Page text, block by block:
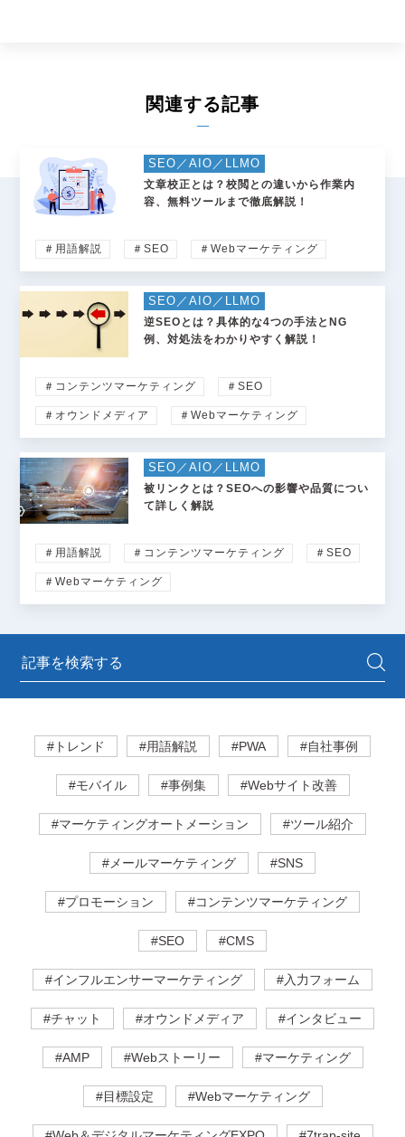
関連する記事
SEO／AIO／LLMO
文章校正とは？校閲との違いから作業内
容、無料ツールまで徹底解説！
＃用語解説 ＃SEO ＃Webマーケティング
SEO／AIO／LLMO
逆SEOとは？具体的な4つの手法とNG
例、対処法をわかりやすく解説！
＃コンテンツマーケティング ＃SEO
＃オウンドメディア ＃Webマーケティング
SEO／AIO／LLMO
被リンクとは？SEOへの影響や品質につい
て詳しく解説
＃用語解説 ＃コンテンツマーケティング ＃SEO
＃Webマーケティング
#トレンド #用語解説 #PWA #自社事例
#モバイル #事例集 #Webサイト改善
#マーケティングオートメーション #ツール紹介
#メールマーケティング #SNS
#プロモーション #コンテンツマーケティング
#SEO #CMS
#インフルエンサーマーケティング #入力フォーム
#チャット #オウンドメディア #インタビュー
#AMP #Webストーリー #マーケティング
#目標設定 #Webマーケティング